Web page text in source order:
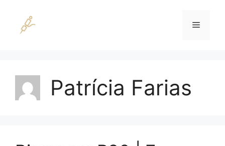
Menu
Patrícia Farias